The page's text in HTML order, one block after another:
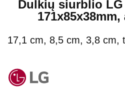
Dulkių siurblio LG
17,1 cm, 8,5 cm, 3,8 cm,